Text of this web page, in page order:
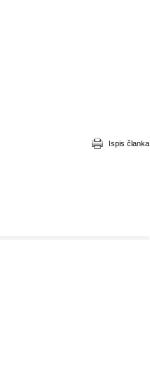
Ispis članka